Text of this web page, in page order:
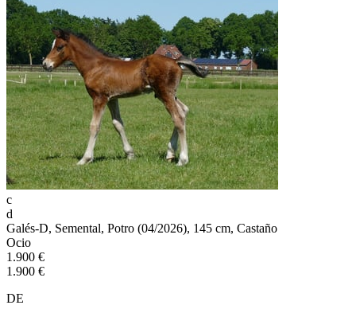
c
d
Galés-D, Semental, Potro (04/2026), 145 cm, Castaño
Ocio
1.900 €
1.900 €
DE